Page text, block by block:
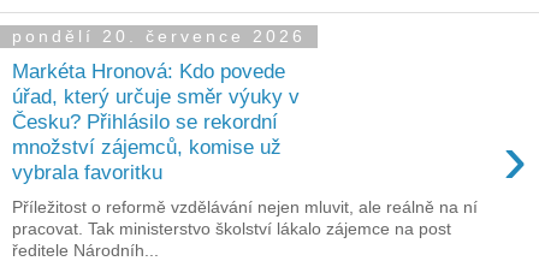
pondělí 20. července 2026
Markéta Hronová: Kdo povede
úřad, který určuje směr výuky v
Česku? Přihlásilo se rekordní
množství zájemců, komise už
vybrala favoritku
›
Příležitost o reformě vzdělávání nejen mluvit, ale reálně na ní
pracovat. Tak ministerstvo školství lákalo zájemce na post
ředitele Národníh...